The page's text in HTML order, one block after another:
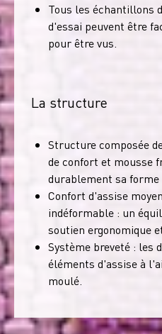
Tous les échantillons
d'essai peuvent être
pour être vus.
La structure
Structure composée
de confort et mousse
durablement sa forme
Confort d'assise
indéformable : un
soutien ergonomique
Système breveté : les
éléments d'assise à
moulé.